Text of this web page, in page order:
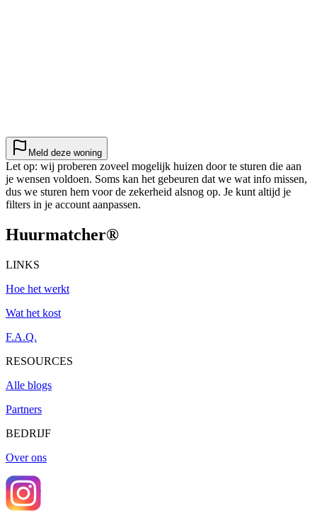
Meld deze woning
Let op: wij proberen zoveel mogelijk huizen door te sturen die aan
je wensen voldoen. Soms kan het gebeuren dat we wat info missen,
dus we sturen hem voor de zekerheid alsnog op. Je kunt altijd je
filters in je account aanpassen.
Huurmatcher®
LINKS
Hoe het werkt
Wat het kost
F.A.Q.
RESOURCES
Alle blogs
Partners
BEDRIJF
Over ons